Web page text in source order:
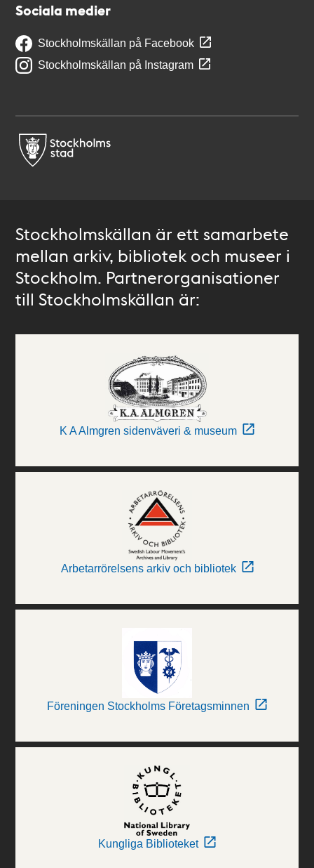
Sociala medier
Stockholmskällan på Facebook
Stockholmskällan på Instagram
Stockholmskällan är ett samarbete
mellan arkiv, bibliotek och museer i
Stockholm. Partnerorganisationer
till Stockholmskällan är:
K A Almgren sidenväveri & museum
Arbetarrörelsens arkiv och bibliotek
Föreningen Stockholms Företagsminnen
Kungliga Biblioteket